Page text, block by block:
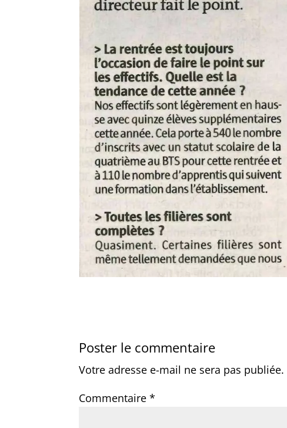
Poster le commentaire
Votre adresse e-mail ne sera pas publiée.
Commentaire*